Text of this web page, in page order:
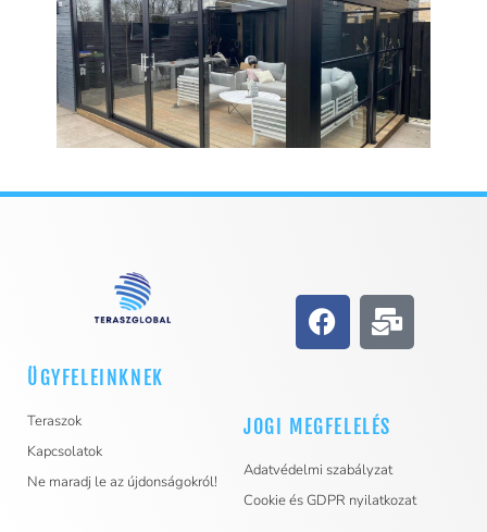
ÜGYFELEINKNEK
Teraszok
Kapcsolatok
Ne maradj le az újdonságokról!
JOGI MEGFELELÉS
Adatvédelmi szabályzat
Cookie és GDPR nyilatkozat